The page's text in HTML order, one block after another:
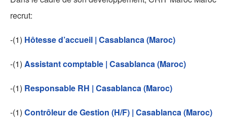
recrut:
-(1) Hôtesse d’accueil | Casablanca (Maroc)
-(1) Assistant comptable | Casablanca (Maroc)
-(1) Responsable RH | Casablanca (Maroc)
-(1) Contrôleur de Gestion (H/F) | Casablanca (Maroc)